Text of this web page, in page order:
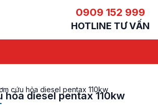
0909 152 999
HOTLINE TƯ VẤN
cứu hỏa diesel pentax 110kw
hỏa diesel pentax 110kw